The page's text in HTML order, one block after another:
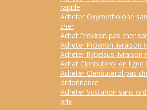
rapide
Acheter Oxymetholone
cher
Achat Proviron pas cher
Acheter Proviron livraison
Acheter Rybelsus livraison
Achat Clenbuterol en ligne
Acheter Clenbuterol pas
ordonnance
Acheter Sustanon sans
prix